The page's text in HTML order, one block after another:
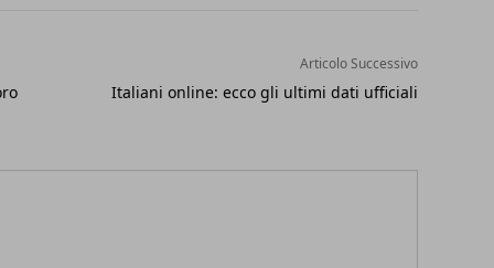
Articolo Successivo
Italiani online: ecco gli ultimi dati ufficiali